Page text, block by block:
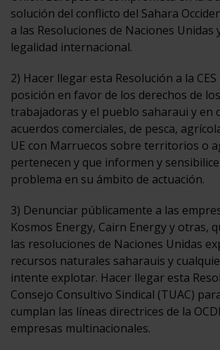
solución del conflicto del Sahara
a las Resoluciones de Naciones Unidas
legalidad internacional.
2) Hacer llegar esta Resolución a la
posición en favor de los derechos de
trabajadoras y el pueblo saharaui y en
acuerdos comerciales, de pesca,
UE con Marruecos sobre territorios o
pertenecen y que informen y
problema en su ámbito de actuación.
3) Denunciar públicamente a las
Kosmos Energy, Cairn Energy y otras,
las resoluciones de Naciones Unidas
recursos naturales saharauis y
intente explotar. Hacer llegar esta
Consejo Consultivo Sindical (TUAC)
cumplan las líneas directrices de la
empresas multinacionales.